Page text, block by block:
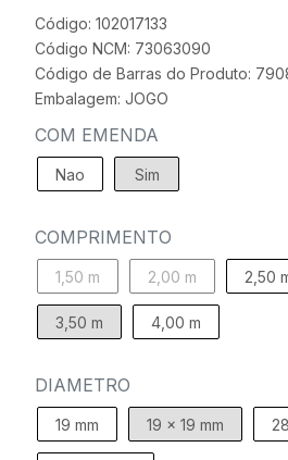
Código: 102017133
Código NCM: 73063090
Código de Barras do Produto:
Embalagem: JOGO
COM EMENDA
Nao Sim
COMPRIMENTO
1,50 m 2,00 m 2,50
3,50 m 4,00 m
DIAMETRO
19 mm 19 x 19 mm